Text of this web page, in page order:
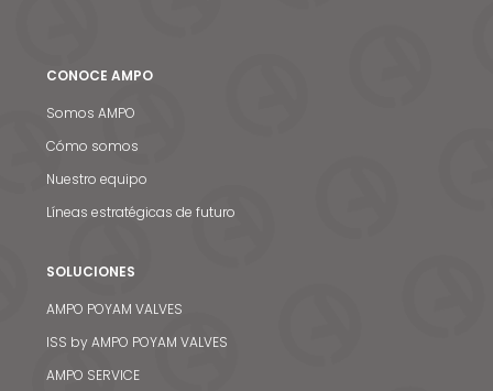
CONOCE AMPO
Somos AMPO
Cómo somos
Nuestro equipo
Líneas estratégicas de futuro
SOLUCIONES
AMPO POYAM VALVES
ISS by AMPO POYAM VALVES
AMPO SERVICE